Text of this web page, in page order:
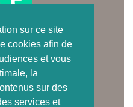
sur ce site
cookies afin de
et vous
la
sur des
services et
!